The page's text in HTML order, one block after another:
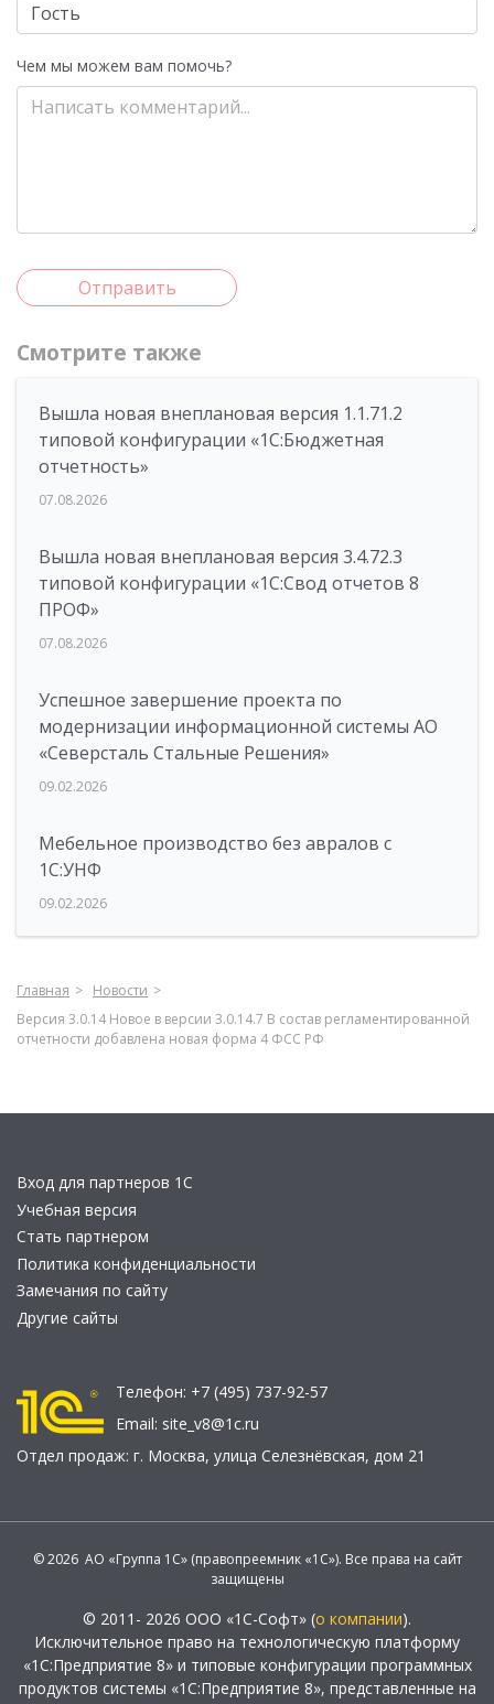
Чем мы можем вам помочь?
Отправить
Смотрите также
Вышла новая внеплановая версия 1.1.71.2
типовой конфигурации «1C:Бюджетная
отчетность»
07.08.2026
Вышла новая внеплановая версия 3.4.72.3
типовой конфигурации «1C:Свод отчетов 8
ПРОФ»
07.08.2026
Успешное завершение проекта по
модернизации информационной системы АО
«Северсталь Стальные Решения»
09.02.2026
Мебельное производство без авралов с
1С:УНФ
09.02.2026
Главная
Новости
Версия 3.0.14 Новое в версии 3.0.14.7 В состав регламентированной
отчетности добавлена новая форма 4 ФСС РФ
Вход для партнеров 1С
Учебная версия
Стать партнером
Политика конфиденциальности
Замечания по сайту
Другие сайты
Телефон: +7 (495) 737-92-57
Email: site_v8@1c.ru
Отдел продаж: г. Москва, улица Селезнёвская, дом 21
© 2026 АО «Группа 1С» (правопреемник «1С»). Все права на сайт
защищены
© 2011- 2026 ООО «1С-Софт» (о компании).
Исключительное право на технологическую платформу
«1С:Предприятие 8» и типовые конфигурации программных
продуктов системы «1С:Предприятие 8», представленные на